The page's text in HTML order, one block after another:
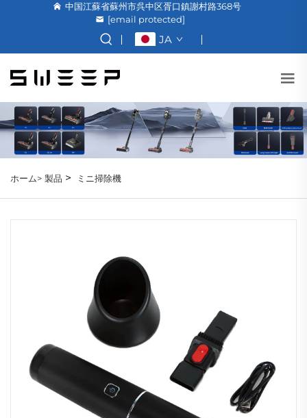
中国江蘇省蘇州市呉中区胥口鎮謝村路368号
[email protected]
JA
ホーム> 製品 > ミニ掃除機